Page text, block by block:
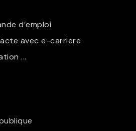
d’emploi
avec e-carriere
...